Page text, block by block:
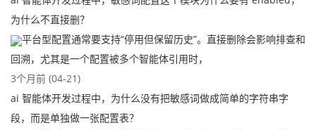
为什么不直接删？
平台型配置通常要支持“停用但保留历史”。直接删除会影响排查和
回溯，尤其是一个配置被多个智能体引用时，
3个月前 (04-21)
ai 智能体开发过程中，为什么没有把敏感词做成简单的字符串字
段，而是单独做一张配置表？